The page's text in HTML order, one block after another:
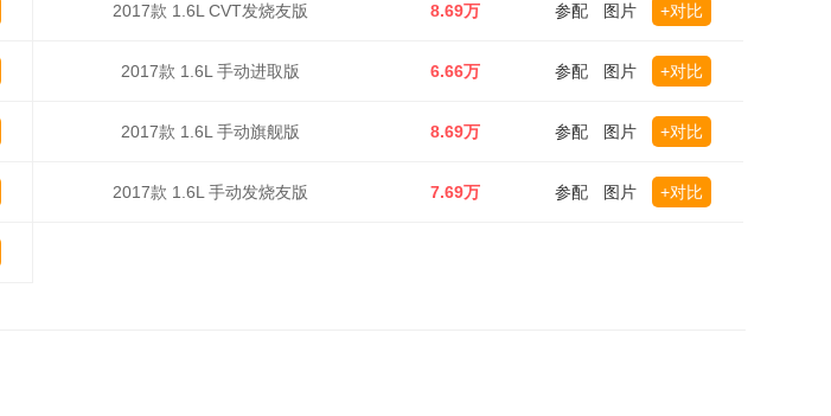
2017款 1.6L CVT发烧友版 8.69万 参配 图片 +对比
2017款 1.6L 手动进取版 6.66万 参配 图片 +对比
2017款 1.6L 手动旗舰版 8.69万 参配 图片 +对比
2017款 1.6L 手动发烧友版 7.69万 参配 图片 +对比